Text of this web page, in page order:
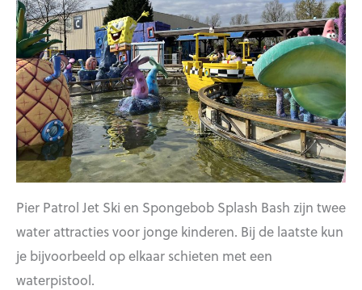
Pier Patrol Jet Ski en Spongebob Splash Bash zijn twee
water attracties voor jonge kinderen. Bij de laatste kun
je bijvoorbeeld op elkaar schieten met een
waterpistool.